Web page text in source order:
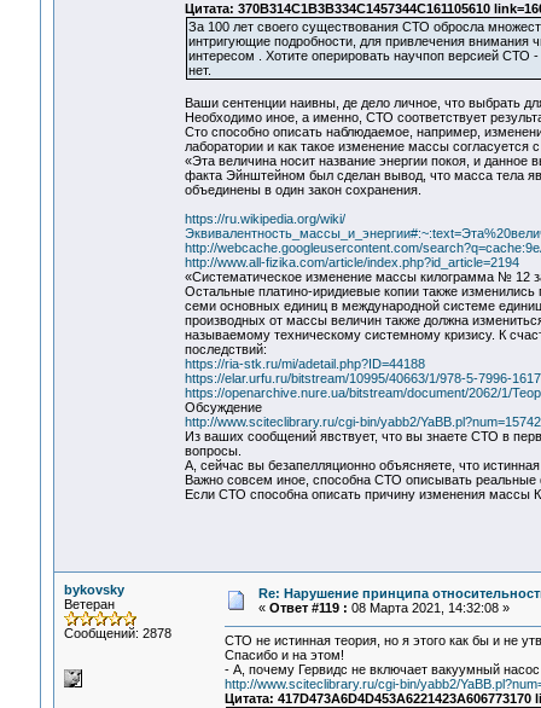
Цитата: 370B314C1B3B334C1457344C161105610
За 100 лет своего существования СТО обросла
интригующие подробности, для привлечения внимания
интересом . Хотите оперировать научпоп версией СТО
нет.
Ваши сентенции наивны, де дело личное, что выбрать
Необходимо иное, а именно, СТО соответствует
Сто способно описать наблюдаемое, например,
лаборатории и как такое изменение массы согласуется
«Эта величина носит название энергии покоя, и данное
факта Эйнштейном был сделан вывод, что масса тела
объединены в один закон сохранения.
https://ru.wikipedia.org/wiki/
http://webcache.googleusercontent.com/
http://www.all-fizika.com/article/index.php?id_article=2194
«Систематическое изменение массы килограмма № 12
Остальные платино-иридиевые копии также
семи основных единиц в международной системе
производных от массы величин также должна
называемому техническому системному кризису. К
последствий:
https://ria-stk.ru/mi/adetail.php?ID=44188
https://elar.urfu.ru/bitstream/10995/40663/1/978-5-7996-
https://openarchive.nure.ua/bitstream/document/2062/1/
Обсуждение
http://www.sciteclibrary.ru/cgi-bin/yabb2/
Из ваших сообщений явствует, что вы знаете СТО в
вопросы.
А, сейчас вы безапелляционно объясняете, что
Важно совсем иное, способна СТО описывать реальные
Если СТО способна описать причину изменения массы
bykovsky
Ветеран
Сообщений: 2878
Re: Нарушение принципа
« Ответ #119 : 08 Марта 2021, 14:32:08 »
СТО не истинная теория, но я этого как бы и не
Спасибо и на этом!
- А, почему Гервидс не включает вакуумный насос
http://www.sciteclibrary.ru/cgi-bin/yabb2/
Цитата: 417D473A6D4D453A6221423A606773170